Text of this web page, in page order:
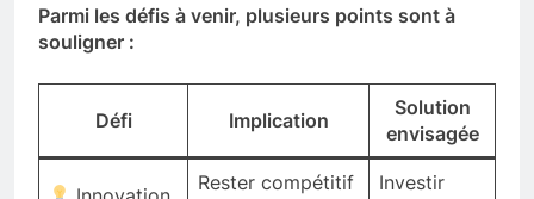
Parmi les défis à venir, plusieurs points sont à
souligner :
Défi Implication
Solution
envisagée
Rester compétitif
Investir